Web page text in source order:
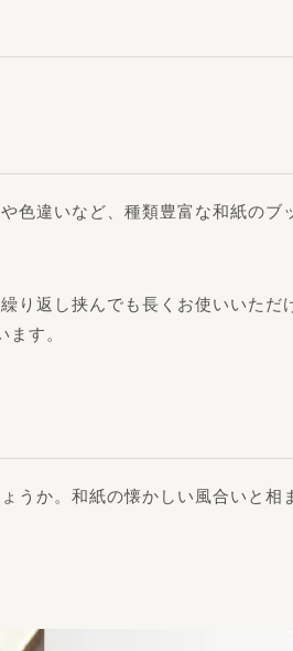
色違いなど、種類豊富な和紙のブ
り返し挟んでも長くお使いいただ
す。
うか。和紙の懐かしい風合いと相